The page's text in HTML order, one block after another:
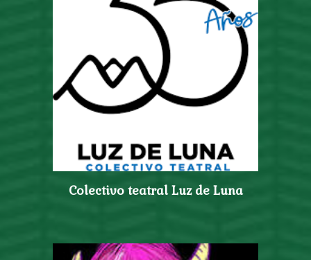
Colectivo teatral Luz de Luna